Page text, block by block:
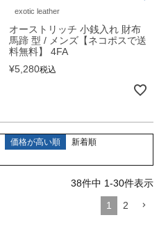
exotic leather
オーストリッチ 小銭入れ 財布
馬蹄 型 / メンズ【ネコポスで送
料無料】 4FA
¥5,280税込
価格が高い順
新着順
38件中 1-30件表示
1
2